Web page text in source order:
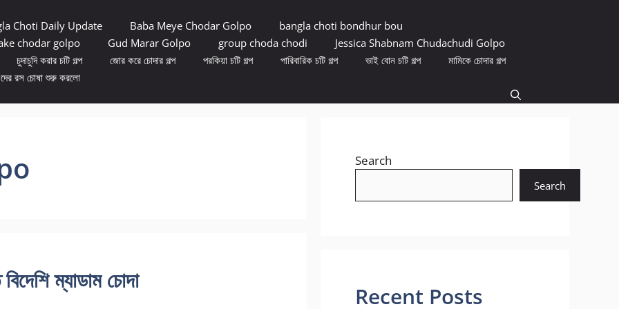
Choti Daily Update Baba Meye Chodar Golpo
bangla choti bondhur bou
chodar golpo Gud Marar Golpo group choda chodi
Jessica Shabnam Chudachudi Golpo
চুদাচুদি করার চটি গল্প জোর করে চোদার গল্প পরকিয়া চটি গল্প পারিবারিক চটি গল্প ভাই বোন চটি গল্প
মামিকে চোদার গল্প
রস চোষা শুরু করলো
ম্যাডাম চোদা
Search
Search
Recent Posts